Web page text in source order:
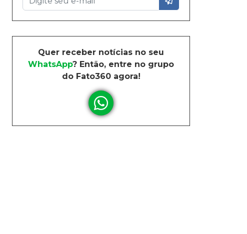
Quer receber notícias no seu
WhatsApp? Então, entre no grupo
do Fato360 agora!